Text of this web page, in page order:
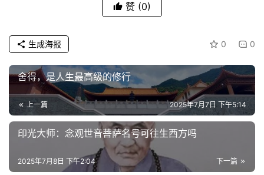
僧
访
心
乐
菩
提
专
赞 (0)
0 0
生成海报
舍得，是人生最高级的修行
上一篇 2025年7月7日 下午5:14
印光大师：念观世音菩萨名号可往生西方吗
下一篇
2025年7月8日 下午2:04